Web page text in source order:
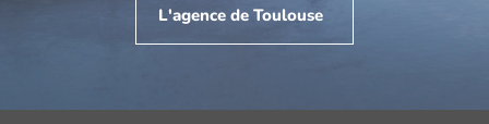
L'agence de Toulouse